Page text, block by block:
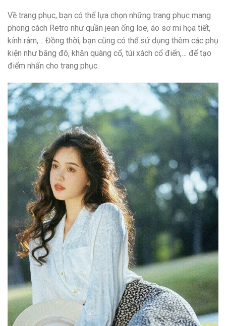
Về trang phục, bạn có thể lựa chọn những trang phục mang
phong cách Retro như quần jean ống loe, áo sơ mi họa tiết,
kính râm,… Đồng thời, bạn cũng có thể sử dụng thêm các phụ
kiện như băng đô, khăn quàng cổ, túi xách cổ điển,… để tạo
điểm nhấn cho trang phục.